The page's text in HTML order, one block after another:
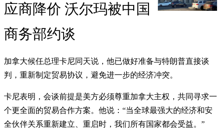
应商降价 沃尔玛被中国
商务部约谈
加拿大候任总理卡尼同天说，他已做好准备与特朗普直接谈
判，重新制定贸易协议，避免进一步的经济冲突。
卡尼表明，会谈前提是美方必须尊重加拿大主权，共同寻求一
个更全面的贸易合作方案。他说：“当全球最强大的经济和安
全伙伴关系重新建立、重启时，我们所有国家都会受益。”